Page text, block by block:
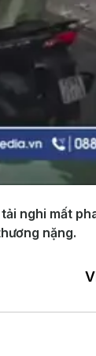
nghi mất
nặng.